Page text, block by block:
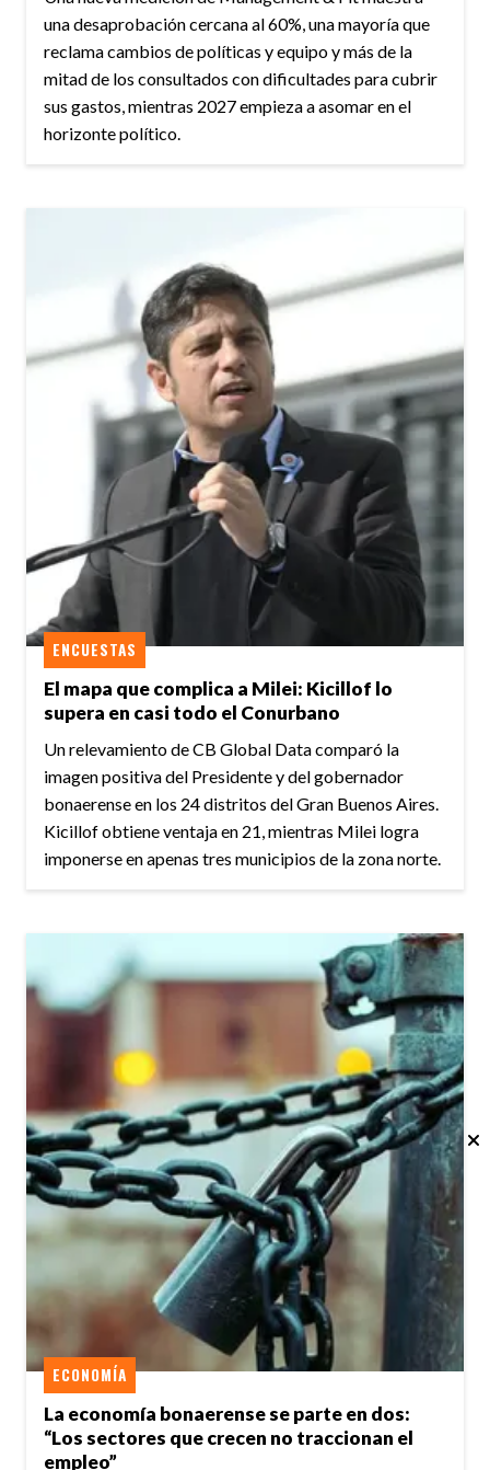
una desaprobación cercana al 60%, una mayoría que
reclama cambios de políticas y equipo y más de la
mitad de los consultados con dificultades para cubrir
sus gastos, mientras 2027 empieza a asomar en el
horizonte político.
El mapa que complica a Milei: Kicillof lo
supera en casi todo el Conurbano
ENCUESTAS
Un relevamiento de CB Global Data comparó la
imagen positiva del Presidente y del gobernador
bonaerense en los 24 distritos del Gran Buenos Aires.
Kicillof obtiene ventaja en 21, mientras Milei logra
imponerse en apenas tres municipios de la zona norte.
La economía bonaerense se parte en dos:
“Los sectores que crecen no traccionan el
empleo”
ECONOMÍA